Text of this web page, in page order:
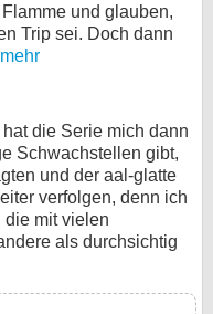
und glauben,
Trip sei. Doch dann
die Serie mich dann
Schwachstellen gibt,
und der aal-glatte
verfolgen, denn ich
die mit vielen
als durchsichtig